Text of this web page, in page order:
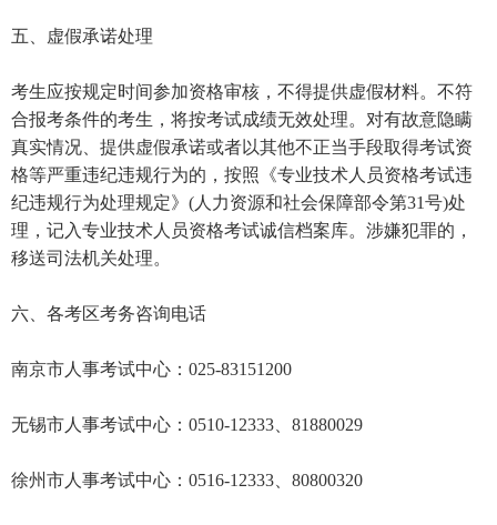
五、虚假承诺处理
考生应按规定时间参加资格审核，不得提供虚假材料。不符
合报考条件的考生，将按考试成绩无效处理。对有故意隐瞒
真实情况、提供虚假承诺或者以其他不正当手段取得考试资
格等严重违纪违规行为的，按照《专业技术人员资格考试违
纪违规行为处理规定》(人力资源和社会保障部令第31号)处
理，记入专业技术人员资格考试诚信档案库。涉嫌犯罪的，
移送司法机关处理。
六、各考区考务咨询电话
南京市人事考试中心：025-83151200
无锡市人事考试中心：0510-12333、81880029
徐州市人事考试中心：0516-12333、80800320